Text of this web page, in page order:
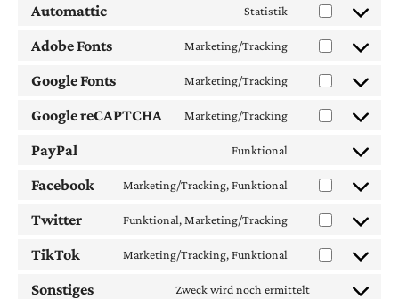
Automattic Statistik
Adobe Fonts Marketing/Tracking
Google Fonts Marketing/Tracking
Google reCAPTCHA Marketing/Tracking
PayPal Funktional
Facebook Marketing/Tracking, Funktional
Twitter Funktional, Marketing/Tracking
TikTok Marketing/Tracking, Funktional
Sonstiges Zweck wird noch ermittelt